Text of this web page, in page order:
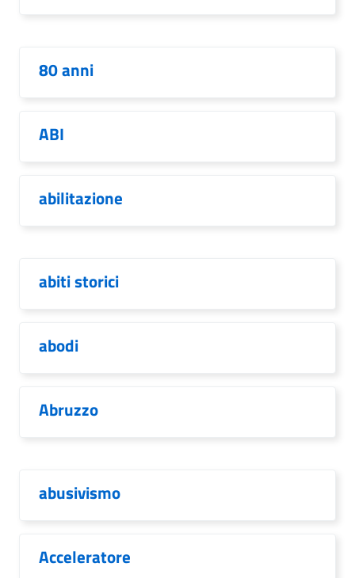
80 anni
ABI
abilitazione
abiti storici
abodi
Abruzzo
abusivismo
Acceleratore